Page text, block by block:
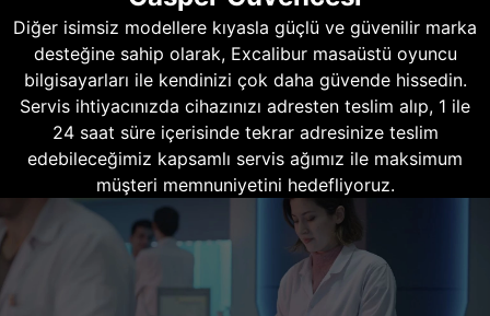
Diğer isimsiz modellere kıyasla güçlü ve güvenilir marka
desteğine sahip olarak, Excalibur masaüstü oyuncu
bilgisayarları ile kendinizi çok daha güvende hissedin.
Servis ihtiyacınızda cihazınızı adresten teslim alıp, 1 ile
24 saat süre içerisinde tekrar adresinize teslim
edebileceğimiz kapsamlı servis ağımız ile maksimum
müşteri memnuniyetini hedefliyoruz.